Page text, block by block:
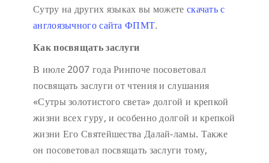
Сутру на других языках вы можете скачать с
англоязычного сайта ФПМТ.
Как посвящать заслуги
В июле 2007 года Ринпоче посоветовал
посвящать заслуги от чтения и слушания
«Сутры золотистого света» долгой и крепкой
жизни всех гуру, и особенно долгой и крепкой
жизни Его Святейшества Далай-ламы. Также
он посоветовал посвящать заслуги тому,